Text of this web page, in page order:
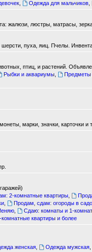
Одежда для мальчиков,
жалюзи, люстры, матрасы,
пуха, яиц. Пчелы.
птиц, и растений.
Рыбки и аквариумы, Предметы
марки, значки, карточки и
2-комнатные квартиры
Продам, сдам: огороды в
Сдаю: комнаты и 1-
квартиры и более
женская Одежда мужская,